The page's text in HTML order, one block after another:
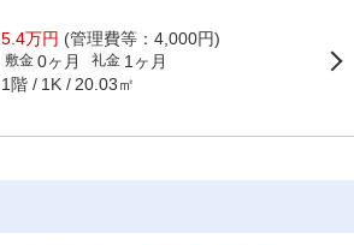
5.4万円 (管理費等：4,000円)
敷金 0ヶ月 礼金 1ヶ月
1階 1K 20.03㎡